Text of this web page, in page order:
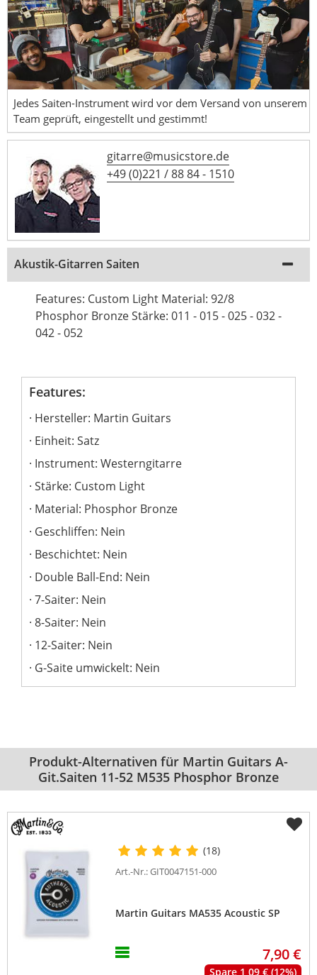
Jedes Saiten-Instrument wird vor dem Versand von unserem
Team geprüft, eingestellt und gestimmt!
gitarre@musicstore.de
+49 (0)221 / 88 84 - 1510
Akustik-Gitarren Saiten
Features: Custom Light Material: 92/8
Phosphor Bronze Stärke: 011 - 015 - 025 - 032 -
042 - 052
Features:
Hersteller: Martin Guitars
Einheit: Satz
Instrument: Westerngitarre
Stärke: Custom Light
Material: Phosphor Bronze
Geschliffen: Nein
Beschichtet: Nein
Double Ball-End: Nein
7-Saiter: Nein
8-Saiter: Nein
12-Saiter: Nein
G-Saite umwickelt: Nein
Produkt-Alternativen für Martin Guitars A-
Git.Saiten 11-52 M535 Phosphor Bronze
(18)
Art.-Nr.: GIT0047151-000
Martin Guitars MA535 Acoustic SP
7,90 €
Spare 1,09 € (12%)